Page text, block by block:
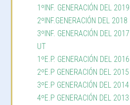
1ºINF. GENERACIÓN DEL 2019
2ºINF.GENERACIÓN DEL 2018
3ºINF. GENERACIÓN DEL 2017
UT
1ºE.P. GENERACIÓN DEL 2016
2ºE.P GENERACIÓN DEL 2015
3ºE.P GENERACIÓN DEL 2014
4ºE.P GENERACIÓN DEL 2013